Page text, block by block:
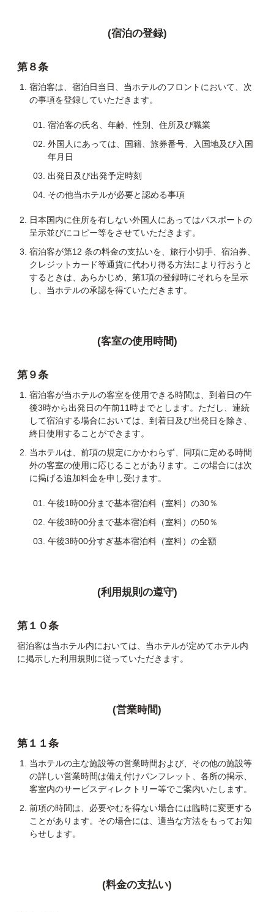
(宿泊の登録)
第８条
宿泊客は、宿泊日当日、当ホテルのフロントにおいて、次
の事項を登録していただきます。
宿泊客の氏名、年齢、性別、住所及び職業
外国人にあっては、国籍、旅券番号、入国地及び入国
年月日
出発日及び出発予定時刻
その他当ホテルが必要と認める事項
日本国内に住所を有しない外国人にあってはパスポートの
呈示並びにコピー等をさせていただきます。
宿泊客が第12 条の料金の支払いを、旅行小切手、宿泊券、
クレジットカード等通貨に代わり得る方法により行おうと
するときは、あらかじめ、第1項の登録時にそれらを呈示
し、当ホテルの承認を得ていただきます。
(客室の使用時間)
第９条
宿泊客が当ホテルの客室を使用できる時間は、到着日の午
後3時から出発日の午前11時までとします。ただし、連続
して宿泊する場合においては、到着日及び出発日を除き、
終日使用することができます。
当ホテルは、前項の規定にかかわらず、同項に定める時間
外の客室の使用に応じることがあります。この場合には次
に掲げる追加料金を申し受けます。
午後1時00分まで基本宿泊料（室料）の30％
午後3時00分まで基本宿泊料（室料）の50％
午後3時00分すぎ基本宿泊料（室料）の全額
(利用規則の遵守)
第１０条
宿泊客は当ホテル内においては、当ホテルが定めてホテル内
に掲示した利用規則に従っていただきます。
(営業時間)
第１１条
当ホテルの主な施設等の営業時間および、その他の施設等
の詳しい営業時間は備え付けパンフレット、各所の掲示、
客室内のサービスディレクトリー等でご案内いたします。
前項の時間は、必要やむを得ない場合には臨時に変更する
ことがあります。その場合には、適当な方法をもってお知
らせします。
(料金の支払い)